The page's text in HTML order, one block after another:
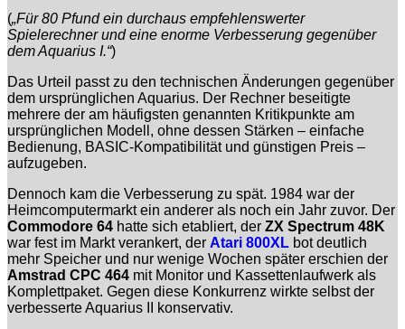
(„Für 80 Pfund ein durchaus empfehlenswerter
Spielerechner und eine enorme Verbesserung gegenüber
dem Aquarius I.“)
Das Urteil passt zu den technischen Änderungen gegenüber
dem ursprünglichen Aquarius. Der Rechner beseitigte
mehrere der am häufigsten genannten Kritikpunkte am
ursprünglichen Modell, ohne dessen Stärken – einfache
Bedienung, BASIC-Kompatibilität und günstigen Preis –
aufzugeben.
Dennoch kam die Verbesserung zu spät. 1984 war der
Heimcomputermarkt ein anderer als noch ein Jahr zuvor. Der
Commodore 64 hatte sich etabliert, der ZX Spectrum 48K
war fest im Markt verankert, der Atari 800XL bot deutlich
mehr Speicher und nur wenige Wochen später erschien der
Amstrad CPC 464 mit Monitor und Kassettenlaufwerk als
Komplettpaket. Gegen diese Konkurrenz wirkte selbst der
verbesserte Aquarius II konservativ.